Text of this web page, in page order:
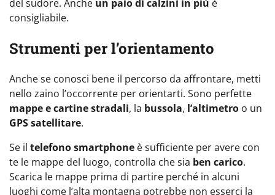
del sudore. Anche un paio di calzini in più è
consigliabile.
Strumenti per l’orientamento
Anche se conosci bene il percorso da affrontare, metti
nello zaino l’occorrente per orientarti. Sono perfette
mappe e cartine stradali, la bussola, l’altimetro o un
GPS satellitare.
Se il telefono smartphone è sufficiente per avere con
te le mappe del luogo, controlla che sia ben carico.
Scarica le mappe prima di partire perché in alcuni
luoghi come l’alta montagna potrebbe non esserci la